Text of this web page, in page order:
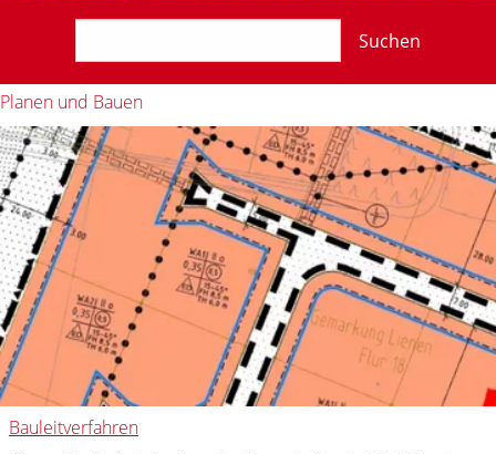
Suchen
Planen und Bauen
Bauleitverfahren